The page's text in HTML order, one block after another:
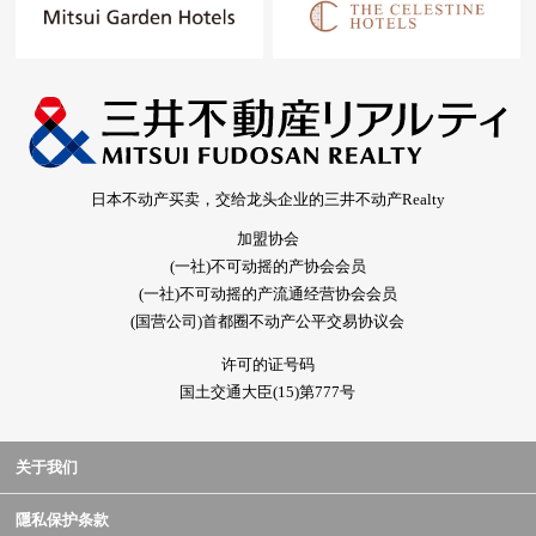
日本不动产买卖，交给龙头企业的三井不动产Realty
加盟协会
(一社)不可动摇的产协会会员
(一社)不可动摇的产流通经营协会会员
(国营公司)首都圈不动产公平交易协议会
许可的证号码
国土交通大臣(15)第777号
关于我们
隱私保护条款